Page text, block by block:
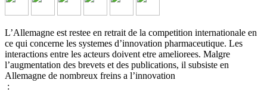
L’Allemagne est restee en retrait de la competition internationale en
ce qui concerne les systemes d’innovation pharmaceutique. Les
interactions entre les acteurs doivent etre ameliorees. Malgre
l’augmentation des brevets et des publications, il subsiste en
Allemagne de nombreux freins a l’innovation
: